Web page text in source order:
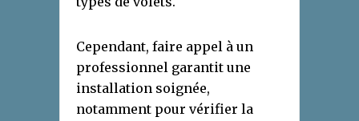
Cependant, faire appel à un
professionnel garantit une
installation soignée,
notamment pour vérifier la